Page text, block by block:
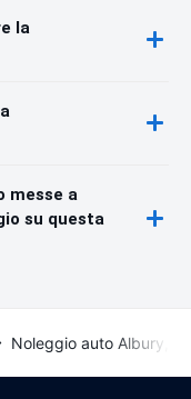
la
messe a
su questa
Noleggio auto Albury,